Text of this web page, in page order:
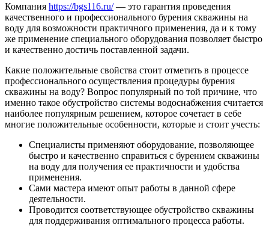
Компания https://bgs116.ru/— это гарантия проведения
качественного и профессионального бурения скважины на
воду для возможности практичного применения, да и к тому
же применение специального оборудования позволяет быстро
и качественно достичь поставленной задачи.
Какие положительные свойства стоит отметить в процессе
профессионального осуществления процедуры бурения
скважины на воду? Вопрос популярный по той причине, что
именно такое обустройство системы водоснабжения считается
наиболее популярным решением, которое сочетает в себе
многие положительные особенности, которые и стоит учесть:
Специалисты применяют оборудование, позволяющее
быстро и качественно справиться с бурением скважины
на воду для получения ее практичности и удобства
применения.
Сами мастера имеют опыт работы в данной сфере
деятельности.
Проводится соответствующее обустройство скважины
для поддерживания оптимального процесса работы.